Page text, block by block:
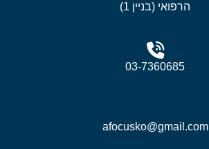
הרפואי (בניין 1)
03-7360685
afocusko@gmail.com